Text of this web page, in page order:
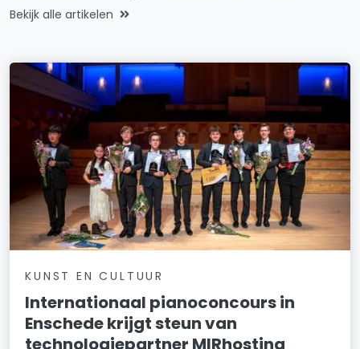
Bekijk alle artikelen
KUNST EN CULTUUR
Internationaal pianoconcours in
Enschede krijgt steun van
technologiepartner MIRhosting